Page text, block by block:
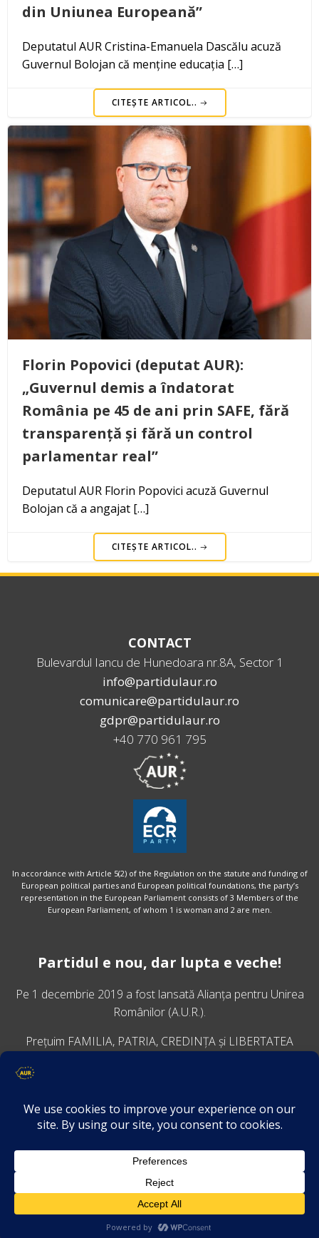
din Uniunea Europeană”
Deputatul AUR Cristina-Emanuela Dascălu acuză
Guvernul Bolojan că menține educația […]
CITEȘTE ARTICOL..
Florin Popovici (deputat AUR):
„Guvernul demis a îndatorat
România pe 45 de ani prin SAFE, fără
transparență și fără un control
parlamentar real”
Deputatul AUR Florin Popovici acuză Guvernul
Bolojan că a angajat […]
CITEȘTE ARTICOL..
CONTACT
Bulevardul Iancu de Hunedoara nr.8A, Sector 1
info@partidulaur.ro
comunicare@partidulaur.ro
gdpr@partidulaur.ro
+40 770 961 795
In accordance with Article 5(2) of the Regulation on the statute and funding of
European political parties and European political foundations, the party’s
representation in the European Parliament consists of 3 Members of the
European Parliament, of whom 1 is woman and 2 are men.
Partidul e nou, dar lupta e veche!
Pe 1 decembrie 2019 a fost lansatăAlianța pentru Unirea
Românilor (A.U.R.).
Prețuim FAMILIA, PATRIA, CREDINȚA și LIBERTATEA
VINO ALĂTURI DE NOI
Descarcă aplicația Platforma AUR
Termeni și condiții de confidențialitate
GDPR